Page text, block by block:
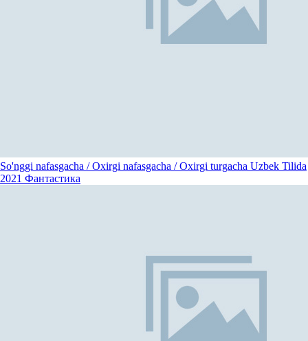
So'nggi nafasgacha / Oxirgi nafasgacha / Oxirgi turgacha Uzbek Tilida
2021 Фантастика